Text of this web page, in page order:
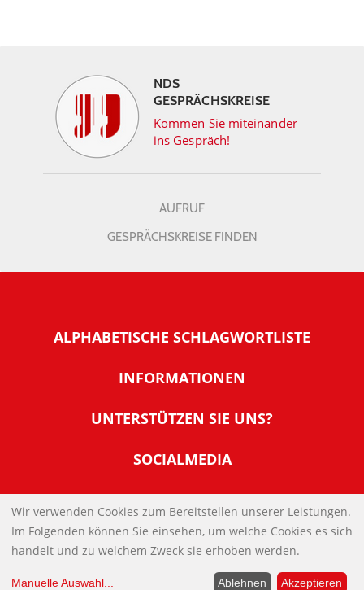
NDS
GESPRÄCHSKREISE
Kommen Sie miteinander
ins Gespräch!
AUFRUF
GESPRÄCHSKREISE FINDEN
ALPHABETISCHE SCHLAGWORTLISTE
INFORMATIONEN
Warum NachDenkSeiten
Tipps zur Nutzung der NachDenkSeiten
Banner und E-Mail-Signaturen
Links
Kontakt
Impressum
UNTERSTÜTZEN SIE UNS?
Werden Sie Fördermitglied
Spenden Sie Online
SOCIALMEDIA
IMPRESSUM
DATENSCHUTZERKLÄRUNG
Wir verwenden Cookies zum Bereitstellen unserer Leistungen.
Im Folgenden können Sie einsehen, um welche Cookies es sich
handelt und zu welchem Zweck sie erhoben werden.
Manuelle Auswahl... Ablehnen Akzeptieren